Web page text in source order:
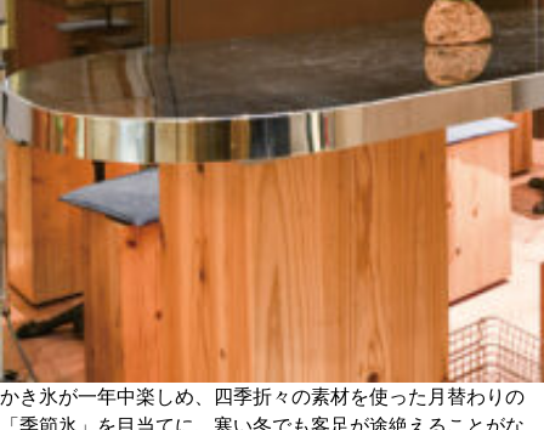
かき氷が一年中楽しめ、四季折々の素材を使った月替わりの
「季節氷」を目当てに、寒い冬でも客足が途絶えることがな